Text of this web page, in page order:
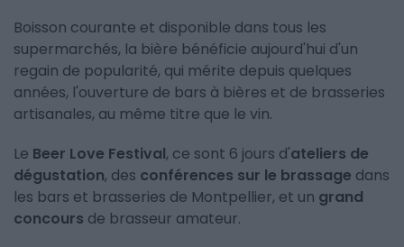
Boisson courante et disponible dans tous les
supermarchés, la bière bénéficie aujourd'hui d'un
regain de popularité, qui mérite depuis quelques
années, l'ouverture de bars à bières et de brasseries
artisanales, au même titre que le vin.
Le Beer Love Festival, ce sont 6 jours d'ateliers de
dégustation, des conférences sur le brassage dans
les bars et brasseries de Montpellier, et un grand
concours de brasseur amateur.